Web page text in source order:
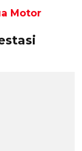
Motor